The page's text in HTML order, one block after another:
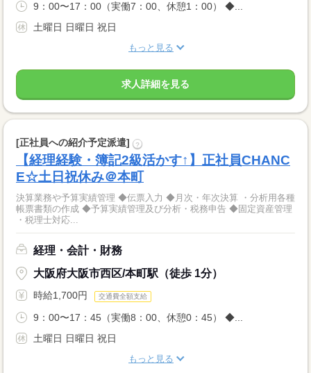
9：00〜17：00（実働7：00、休憩1：00） ◆...
土曜日 日曜日 祝日
もっと見る
求人詳細を見る
[正社員への紹介予定派遣] ?
【経理経験・簿記2級活かす↑】正社員CHANC
E☆土日祝休み＠本町
決算業務や予算実績管理 ◆伝票入力 ◆月次・年次決算 ・分析用各種
帳票書類の作成 ◆予算実績管理及び分析・税務申告 ◆固定資産管理
・税理士対応...
経理・会計・財務
大阪府大阪市西区/本町駅（徒歩 1分）
時給1,700円 交通費全額支給
9：00〜17：45（実働8：00、休憩0：45） ◆...
土曜日 日曜日 祝日
もっと見る